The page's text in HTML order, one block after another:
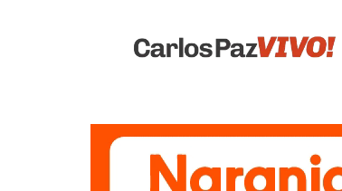
Vivo